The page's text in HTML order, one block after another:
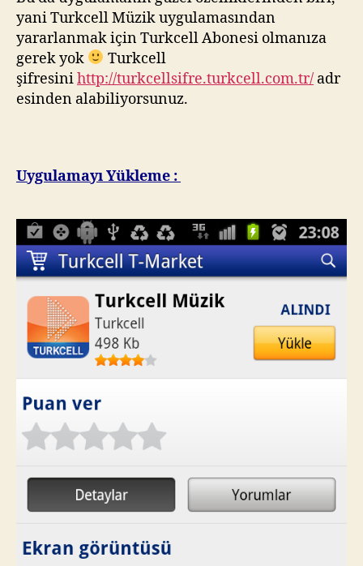
yani Turkcell Müzik uygulamasından
yararlanmak için Turkcell Abonesi olmanıza
gerek yok
Turkcell
şifresinihttp://turkcellsifre.turkcell.com.tr/ adr
esinden alabiliyorsunuz.
Uygulamayı Yükleme :